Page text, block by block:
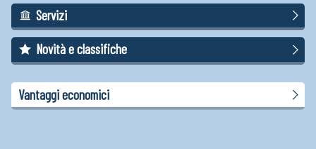
Servizi
Novità e classifiche
Vantaggi economici